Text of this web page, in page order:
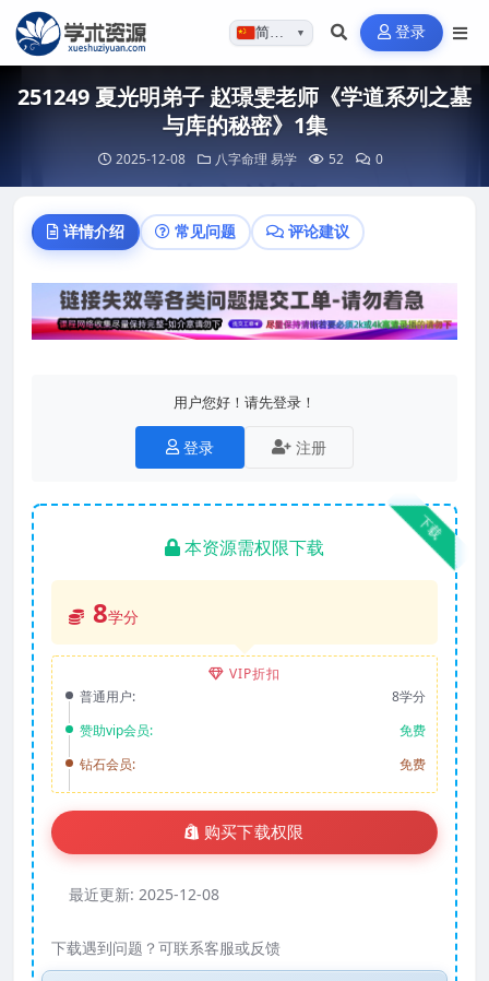
简体…▼ 登录
251249 夏光明弟子 赵璟雯老师《学道系列之墓
与库的秘密》1集
2025-12-08 八字命理 易学 52 0
详情介绍 常见问题 评论建议
用户您好！请先登录！
登录 注册
下载
本资源需权限下载
8学分
VIP折扣
普通用户:
8学分
赞助vip会员:
免费
钻石会员:
免费
购买下载权限
最近更新: 2025-12-08
下载遇到问题？可联系客服或反馈